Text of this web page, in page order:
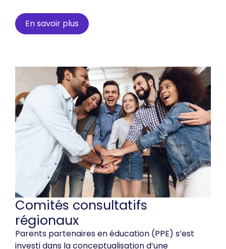
En savoir plus
Comités consultatifs
régionaux
Parents partenaires en éducation (PPE) s’est
investi dans la conceptualisation d’une